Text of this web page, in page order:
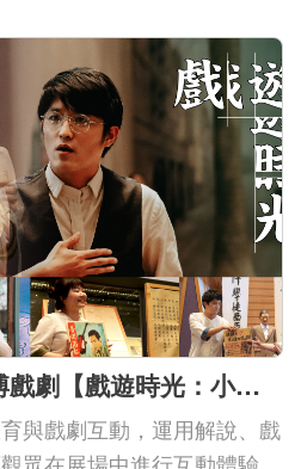
2024-2025年臺史博戲劇【戲遊時光：小人物說歷史】
與戲劇互動，運用解說、戲